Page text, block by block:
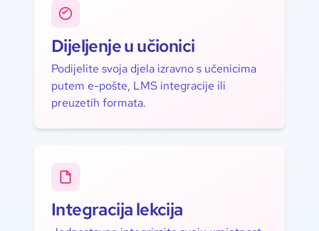
Dijeljenje u učionici
Podijelite svoja djela izravno s učenicima
putem e-pošte, LMS integracije ili
preuzetih formata.
Integracija lekcija